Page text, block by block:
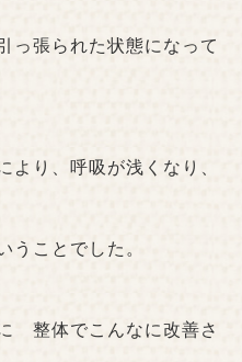
っ張られた状態になって
より、呼吸が浅くなり、
うことでした。
整体でこんなに改善さ